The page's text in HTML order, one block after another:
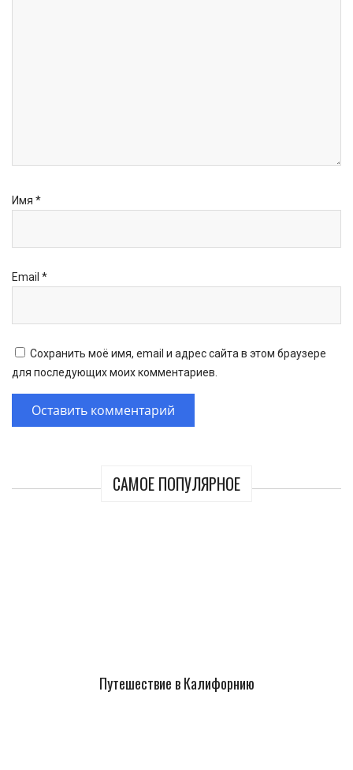
САМОЕ ПОПУЛЯРНОЕ
Путешествие в Калифорнию
Имя *
Email *
Сохранить моё имя, email и адрес сайта в этом браузере
для последующих моих комментариев.